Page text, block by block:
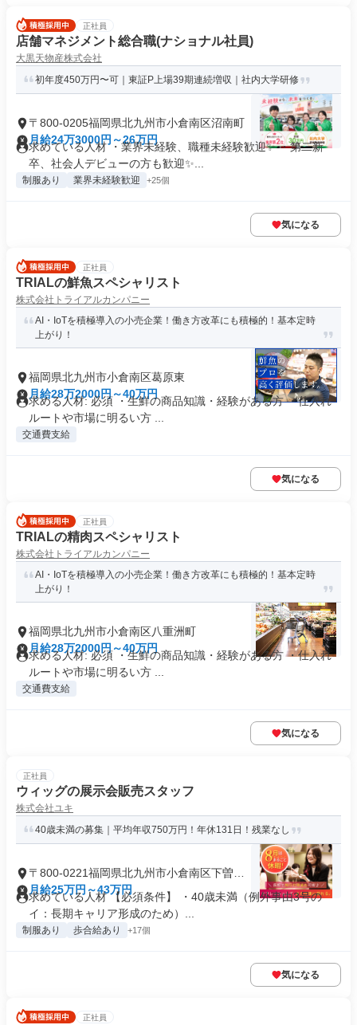
正社員
店舗マネジメント総合職(ナショナル社員)
大黒天物産株式会社
初年度450万円〜可｜東証P上場39期連続増収｜社内大学研修
〒800-0205福岡県北九州市小倉南区沼南町
月給24万3000円～26万円
求めている人材 ・業界未経験、職種未経験歓迎✨ ・第二新
卒、社会人デビューの方も歓迎✨...
制服あり 業界未経験歓迎 +25個
気になる
正社員
TRIALの鮮魚スペシャリスト
株式会社トライアルカンパニー
AI・IoTを積極導入の小売企業！働き方改革にも積極的！基本定時
上がり！
福岡県北九州市小倉南区葛原東
月給28万2000円～40万円
求める人材: 必須 ・生鮮の商品知識・経験がある方 ・仕入れ
ルートや市場に明るい方 ...
交通費支給
気になる
正社員
TRIALの精肉スペシャリスト
株式会社トライアルカンパニー
AI・IoTを積極導入の小売企業！働き方改革にも積極的！基本定時
上がり！
福岡県北九州市小倉南区八重洲町
月給28万2000円～40万円
求める人材: 必須 ・生鮮の商品知識・経験がある方 ・仕入れ
ルートや市場に明るい方 ...
交通費支給
気になる
正社員
ウィッグの展示会販売スタッフ
株式会社ユキ
40歳未満の募集｜平均年収750万円！年休131日！残業なし
〒800-0221福岡県北九州市小倉南区下曽根
新町
月給25万円～43万円
求めている人材 【必須条件】 ・40歳未満（例外事由3号の
イ：長期キャリア形成のため）...
制服あり 歩合給あり +17個
気になる
正社員